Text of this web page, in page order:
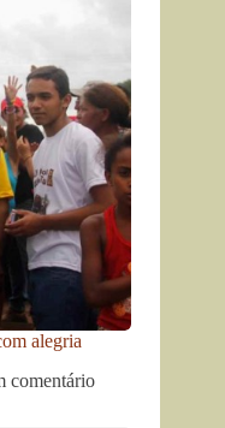
alegria
comentário